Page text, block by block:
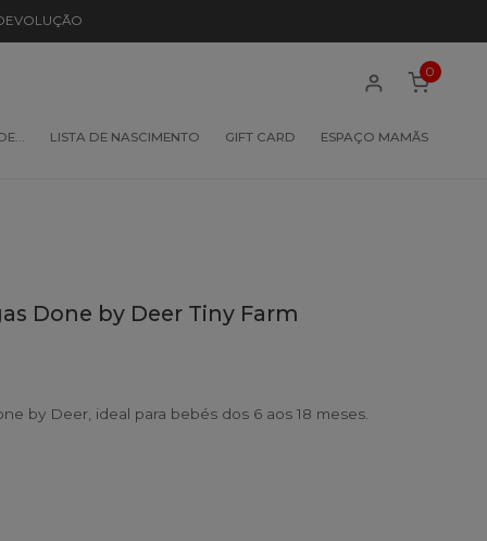
LISTA DE NASCIMENTO GIFT CARD ESPAÇO MAMÃS
0
Done by Deer Tiny Farm
by Deer, ideal para bebés dos 6 aos 18 meses.